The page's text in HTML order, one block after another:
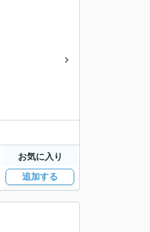
お気に入り
追加する